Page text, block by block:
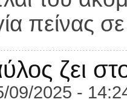
πείνας
ζει
09/2025 -